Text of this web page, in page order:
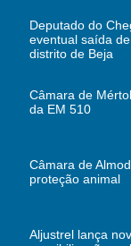
Deputado do
eventual saída
distrito de Beja
Câmara de
da EM 510
Câmara de
proteção animal
Aljustrel lança